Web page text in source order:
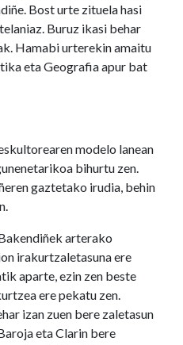
Bost urte zituela hasi
Buruz ikasi behar
Hamabi urterekin amaitu
eta Geografia apur bat
modelo lanean
bihurtu zen.
gaztetako irudia, behin
arterako
irakurtzaletasuna ere
aparte, ezin zen beste
ere pekatu zen.
izan zuen bere zaletasun
eta Clarin bere